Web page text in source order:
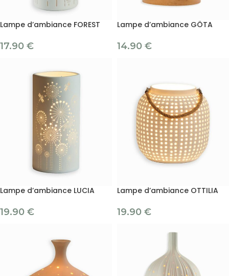
Lampe d’ambiance FOREST
17.90 €
Lampe d’ambiance GÖTA
14.90 €
Lampe d’ambiance LUCIA
19.90 €
Lampe d’ambiance OTTILIA
19.90 €